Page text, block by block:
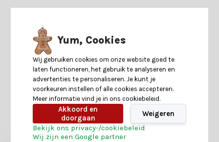
Specificaties
Reviews
Heb je nog interesse in deze recent bekeken
producten?
Yum, Cookies
Wij gebruiken cookies om onze website goed te
laten functioneren, het gebruik te analyseren en
advertenties te personaliseren. Je kunt je
voorkeuren instellen of alle cookies accepteren.
Meer informatie vind je in ons cookiebeleid.
Akkoord en
doorgaan
Weigeren
Bekijk ons privacy-/cookiebeleid
Wij zijn een Google partner